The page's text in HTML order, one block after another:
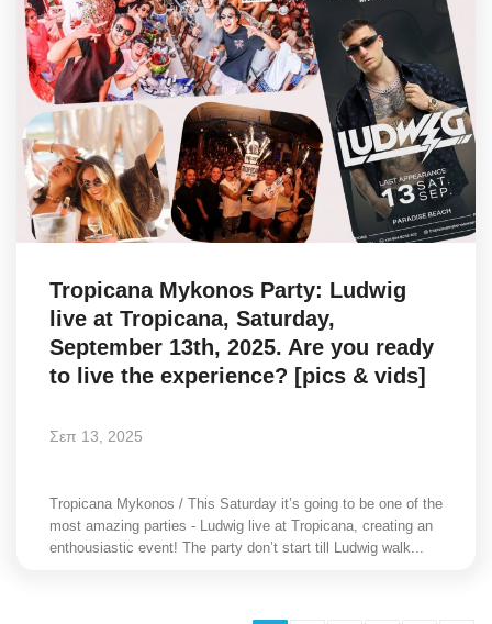
Tropicana Mykonos Party: Ludwig
live at Tropicana, Saturday,
September 13th, 2025. Are you ready
to live the experience? [pics & vids]
Σεπ 13, 2025
Tropicana Mykonos / This Saturday it’s going to be one of the
most amazing parties - Ludwig live at Tropicana, creating an
enthousiastic event! The party don’t start till Ludwig walk...